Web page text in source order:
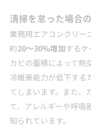
店舗概要
清掃を怠った場合
業務用エアコンクリー
約20～30%増加する
カビの蓄積によって熱
冷暖房能力が低下する
てしまいます。また、
て、アレルギーや呼吸
知られています。